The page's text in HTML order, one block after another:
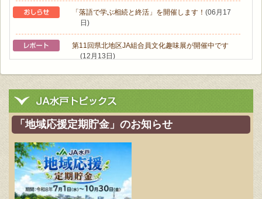
「落語で学ぶ相続と終活」を開催します！ (06月17
日)
第11回県北地区JA組合員文化趣味展が開催中です
(12月13日)
女性大学〝大人の社会科見学〟
ウオーキング教室で６㎞！自然あふれる大洗町。
月08日)
「地域応援定期貯金」のお知らせ